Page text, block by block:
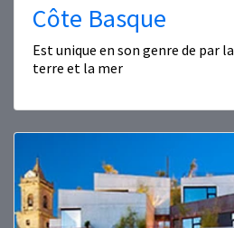
Côte Basque
Est unique en son genre de par
terre et la mer